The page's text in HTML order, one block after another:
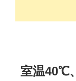
室温40℃